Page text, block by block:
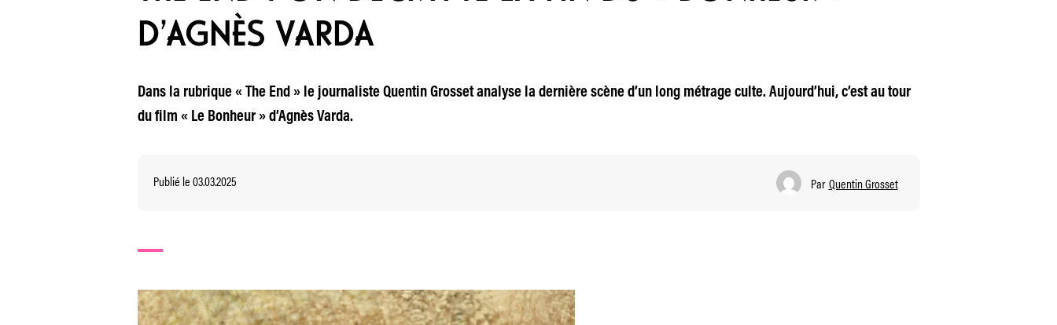
D’AGNÈS VARDA
Dans la rubrique « The End » le journaliste Quentin Grosset analyse la dernière scène d’un long métrage culte. Aujourd’hui, c’est au tour
du film « Le Bonheur » d’Agnès Varda.
Publié le 03.03.2025 Par Quentin Grosset